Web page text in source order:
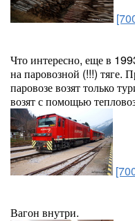
Что интересно, еще в
на паровозной (!!!) тяге.
паровозе возят только
возят с помощью
Вагон внутри.